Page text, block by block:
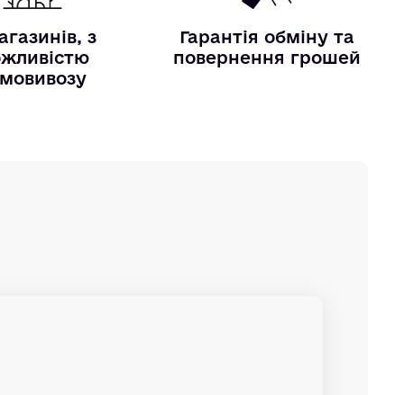
з
Гарантія обміну та
повернення грошей